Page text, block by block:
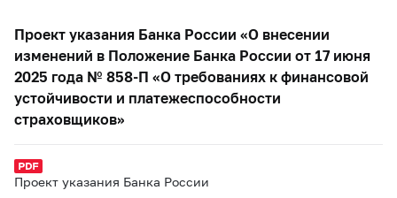
Проект указания Банка России «О внесении
изменений в Положение Банка России от 17 июня
2025 года № 858-П «О требованиях к финансовой
устойчивости и платежеспособности
страховщиков»
Проект указания Банка России